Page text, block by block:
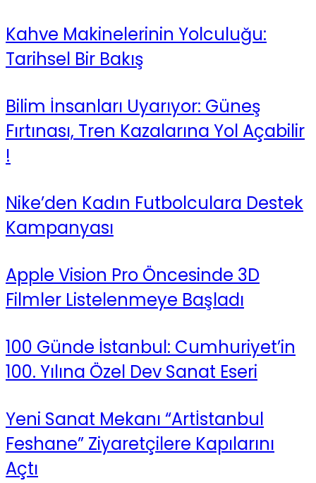
Kahve Makinelerinin Yolculuğu:
Tarihsel Bir Bakış
Bilim İnsanları Uyarıyor: Güneş
Fırtınası, Tren Kazalarına Yol Açabilir
!
Nike’den Kadın Futbolculara Destek
Kampanyası
Apple Vision Pro Öncesinde 3D
Filmler Listelenmeye Başladı
100 Günde İstanbul: Cumhuriyet’in
100. Yılına Özel Dev Sanat Eseri
Yeni Sanat Mekanı “Artİstanbul
Feshane” Ziyaretçilere Kapılarını
Açtı